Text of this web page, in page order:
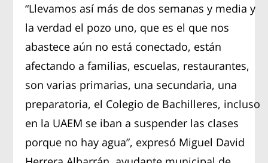
“Llevamos así más de dos semanas y media y
la verdad el pozo uno, que es el que nos
abastece aún no está conectado, están
afectando a familias, escuelas, restaurantes,
son varias primarias, una secundaria, una
preparatoria, el Colegio de Bachilleres, incluso
en la UAEM se iban a suspender las clases
porque no hay agua”, expresó Miguel David